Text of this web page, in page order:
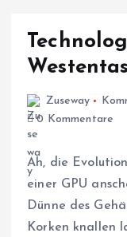
Zuseway
0 Kommentare
Ah, die
einer GPU
Dünne des
Korken knallen